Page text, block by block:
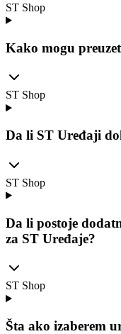
ST Shop
Kako mogu
ST Shop
Da li ST Uređaji
ST Shop
Da li postoje
za ST Uređaje?
ST Shop
Šta ako izaberem